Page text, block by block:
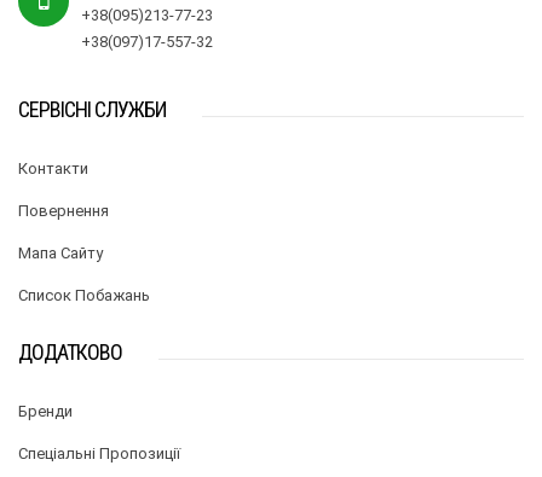
+38(095)213-77-23
+38(097)17-557-32
СЕРВІСНІ СЛУЖБИ
Контакти
Повернення
Мапа Сайту
Список Побажань
ДОДАТКОВО
Бренди
Спеціальні Пропозиції